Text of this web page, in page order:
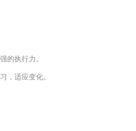
的执行力。
，适应变化。